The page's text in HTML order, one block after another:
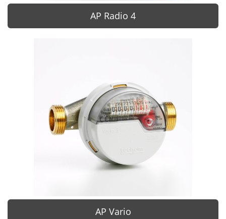
AP Radio 4
AP Vario